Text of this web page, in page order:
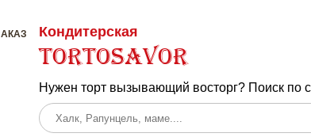
Кондитерская
TortoSavor
Нужен торт вызывающий восторг? Поиск по